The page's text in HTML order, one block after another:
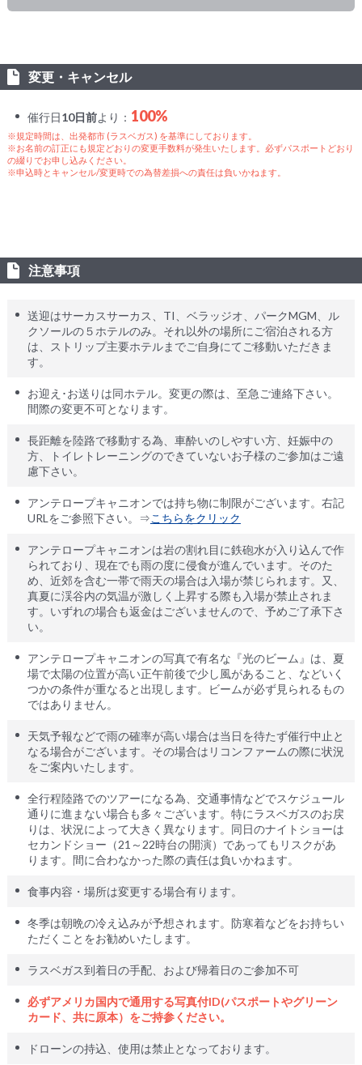
変更・キャンセル
催行日10日前より： 100%
※規定時間は、出発都市 (ラスベガス) を基準にしております。
※お名前の訂正にも規定どおりの変更手数料が発生いたします。必ずパスポートどおり
の綴りでお申し込みください。
※申込時とキャンセル/変更時での為替差損への責任は負いかねます。
注意事項
送迎はサーカスサーカス、TI、ベラッジオ、パークMGM、ル
クソールの５ホテルのみ。それ以外の場所にご宿泊される方
は、ストリップ主要ホテルまでご自身にてご移動いただきま
す。
お迎え･お送りは同ホテル。変更の際は、至急ご連絡下さい。
間際の変更不可となります。
長距離を陸路で移動する為、車酔いのしやすい方、妊娠中の
方、トイレトレーニングのできていないお子様のご参加はご遠
慮下さい。
アンテロープキャニオンでは持ち物に制限がございます。右記
URLをご参照下さい。⇒こちらをクリック
アンテロープキャニオンは岩の割れ目に鉄砲水が入り込んで作
られており、現在でも雨の度に侵食が進んでいます。そのた
め、近郊を含む一帯で雨天の場合は入場が禁じられます。又、
真夏に渓谷内の気温が激しく上昇する際も入場が禁止されま
す。いずれの場合も返金はございませんので、予めご了承下さ
い。
アンテロープキャニオンの写真で有名な『光のビーム』は、夏
場で太陽の位置が高い正午前後で少し風があること、などいく
つかの条件が重なると出現します。ビームが必ず見られるもの
ではありません。
天気予報などで雨の確率が高い場合は当日を待たず催行中止と
なる場合がございます。その場合はリコンファームの際に状況
をご案内いたします。
全行程陸路でのツアーになる為、交通事情などでスケジュール
通りに進まない場合も多々ございます。特にラスベガスのお戻
りは、状況によって大きく異なります。同日のナイトショーは
セカンドショー（21～22時台の開演）であってもリスクがあ
ります。間に合わなかった際の責任は負いかねます。
食事内容・場所は変更する場合有ります。
冬季は朝晩の冷え込みが予想されます。防寒着などをお持ちい
ただくことをお勧めいたします。
ラスベガス到着日の手配、および帰着日のご参加不可
必ずアメリカ国内で通用する写真付ID(パスポートやグリーン
カード、共に原本）をご持参ください。
ドローンの持込、使用は禁止となっております。